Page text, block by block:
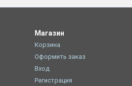
Магазин
Корзина
Оформить заказ
Вход
Регистрация